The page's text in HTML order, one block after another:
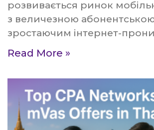
розвивається ринок
з величезною
зростаючим інтернет-
Read More »